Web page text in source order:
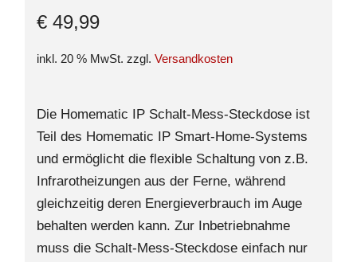
€ 49,99
inkl. 20 % MwSt. zzgl. Versandkosten
Die Homematic IP Schalt-Mess-Steckdose ist
Teil des Homematic IP Smart-Home-Systems
und ermöglicht die flexible Schaltung von z.B.
Infrarotheizungen aus der Ferne, während
gleichzeitig deren Energieverbrauch im Auge
behalten werden kann. Zur Inbetriebnahme
muss die Schalt-Mess-Steckdose einfach nur